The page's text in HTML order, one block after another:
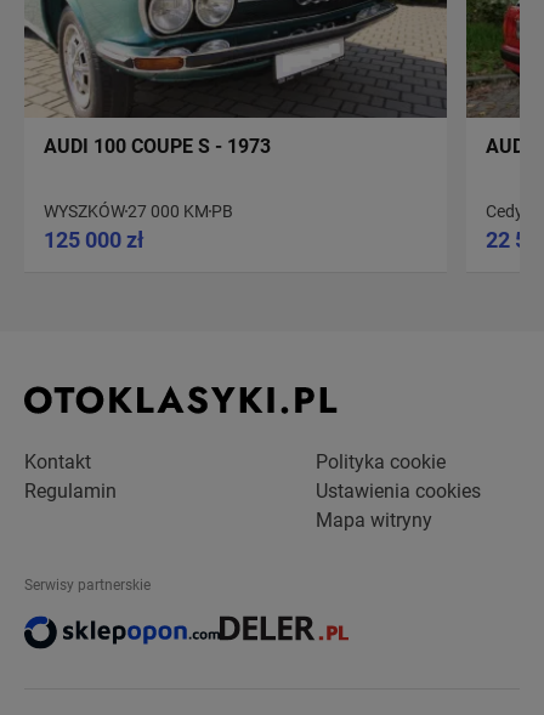
AUDI 100 COUPE S - 1973
WYSZKÓW27 000 KM PB
125 000 zł
AUDI
22
Kontakt
Regulamin
Polityka cookie
Ustawienia cookies
Mapa witryny
Serwisy partnerskie